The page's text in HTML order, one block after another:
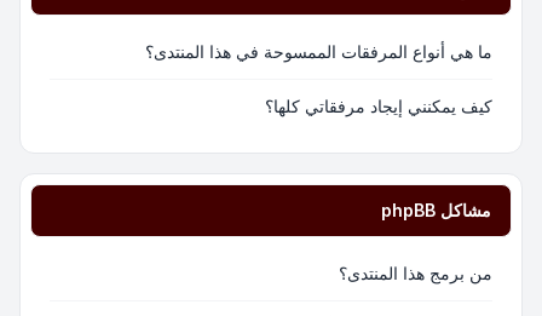
ما هي أنواع المرفقات الممسوحة في هذا المنتدى؟
كيف يمكنني إيجاد مرفقاتي كلها؟
مشاكل phpBB
من برمج هذا المنتدى؟